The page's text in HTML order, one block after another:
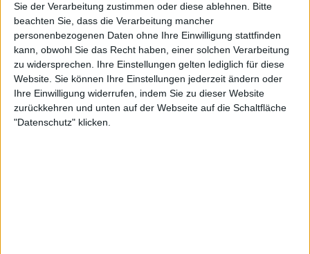
Sie der Verarbeitung zustimmen oder diese ablehnen. Bitte
beachten Sie, dass die Verarbeitung mancher
personenbezogenen Daten ohne Ihre Einwilligung stattfinden
kann, obwohl Sie das Recht haben, einer solchen Verarbeitung
zu widersprechen. Ihre Einstellungen gelten lediglich für diese
Website. Sie können Ihre Einstellungen jederzeit ändern oder
Ihre Einwilligung widerrufen, indem Sie zu dieser Website
zurückkehren und unten auf der Webseite auf die Schaltfläche
"Datenschutz" klicken.
Aktuell